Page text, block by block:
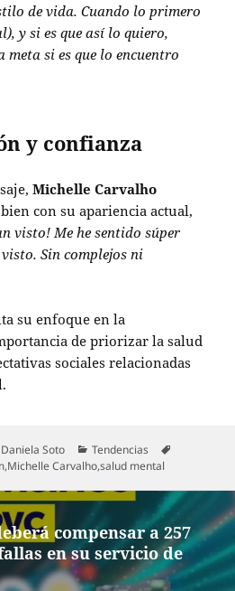
de vida. Cuando lo primero
y si es que así lo quiero,
meta si es que lo encuentro
y confianza
Michelle Carvalho
con su apariencia actual,
visto! Me he sentido súper
Sin complejos ni
su enfoque en la
de priorizar la salud
sociales relacionadas
Autor
Daniela Soto Categorías
Tendencias
,Michelle Carvalho,salud mental
compensar a 257
en su servicio de